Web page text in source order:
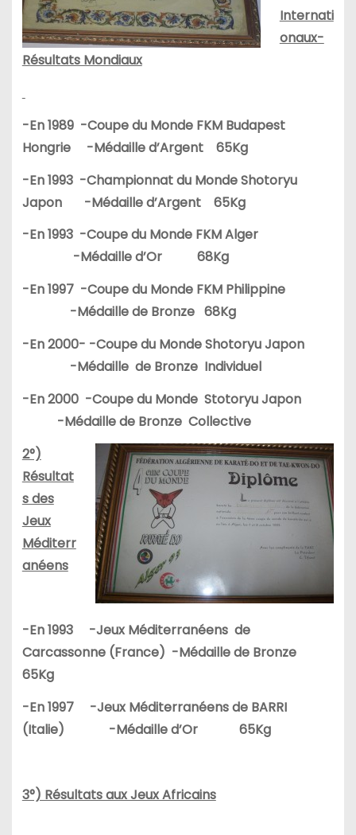
Internati
onaux-
Résultats Mondiaux
-En 1989 -Coupe du Monde FKM Budapest
Hongrie -Médaille d’Argent 65Kg
-En 1993 -Championnat du Monde Shotoryu
Japon -Médaille d’Argent 65Kg
-En 1993 -Coupe du Monde FKM Alger
-Médaille d’Or 68Kg
-En 1997 -Coupe du Monde FKM Philippine
-Médaille de Bronze 68Kg
-En 2000- -Coupe du Monde Shotoryu Japon
-Médaille de Bronze Individuel
-En 2000 -Coupe du Monde Stotoryu Japon
-Médaille de Bronze Collective
2°)
Résultat
s des
Jeux
Méditerr
anéens
-En 1993 -Jeux Méditerranéens de
Carcassonne (France) -Médaille de Bronze
65Kg
-En 1997 -Jeux Méditerranéens de BARRI
(Italie) -Médaille d’Or 65Kg
3°) Résultats aux Jeux Africains